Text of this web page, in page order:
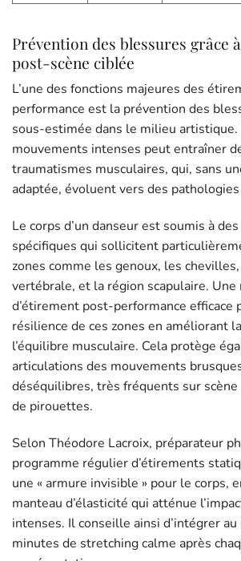
Prévention des blessures grâce
post-scène ciblée
L’une des fonctions majeures des
performance est la prévention des
sous-estimée dans le milieu
mouvements intenses peut entraîner
traumatismes musculaires, qui, sans
adaptée, évoluent vers des
Le corps d’un danseur est soumis à
spécifiques qui sollicitent
zones comme les genoux, les
vertébrale, et la région scapulaire. Une
d’étirement post-performance efficace
résilience de ces zones en améliorant
l’équilibre musculaire. Cela protège
articulations des mouvements
déséquilibres, très fréquents sur
de pirouettes.
Selon Théodore Lacroix, préparateur
programme régulier d’étirements
une « armure invisible » pour le corps,
manteau d’élasticité qui atténue
intenses. Il conseille ainsi d’intégrer
minutes de stretching calme après